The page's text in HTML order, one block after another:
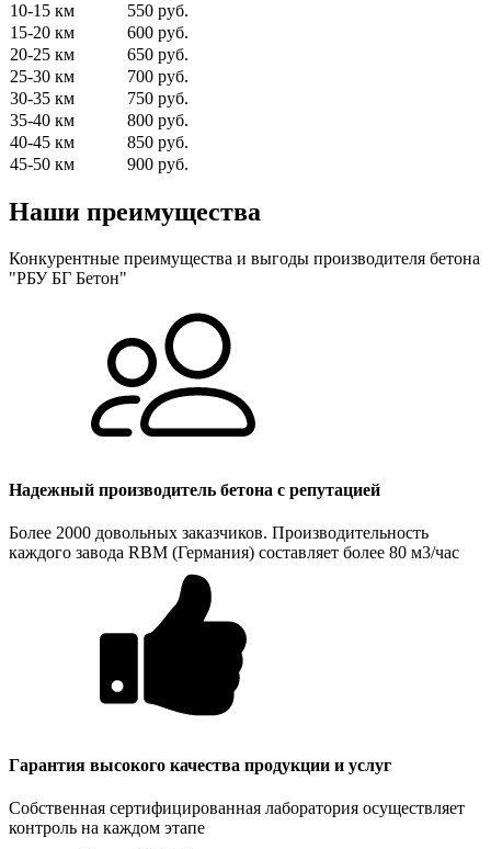
10-15 км
550 руб.
15-20 км
600 руб.
20-25 км
650 руб.
25-30 км
700 руб.
30-35 км
750 руб.
35-40 км
800 руб.
40-45 км
850 руб.
45-50 км
900 руб.
Наши преимущества
Конкурентные преимущества и выгоды производителя бетона
"РБУ БГ Бетон"
Надежный производитель бетона с репутацией
Более 2000 довольных заказчиков. Производительность
каждого завода RBM (Германия) составляет более 80 м3/час
Гарантия высокого качества продукции и услуг
Собственная сертифицированная лаборатория осуществляет
контроль на каждом этапе